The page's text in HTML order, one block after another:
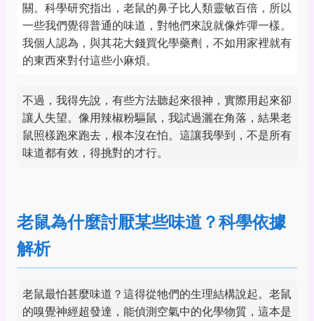
關。科學研究指出，老鼠的鼻子比人類靈敏百倍，所以
一些我們覺得普通的味道，對牠們來說就像炸彈一樣。
我個人認為，與其花大錢買化學藥劑，不如用家裡就有
的東西來對付這些小麻煩。
不過，我得先說，有些方法聽起來很神，實際用起來卻
讓人失望。像用辣椒粉驅鼠，我試過灑在角落，結果老
鼠照樣跑來跑去，根本沒在怕。這讓我學到，不是所有
味道都有效，得挑對的才行。
老鼠為什麼討厭某些味道？科學依據
解析
老鼠最怕甚麼味道？這得從牠們的生理結構說起。老鼠
的嗅覺神經超發達，能偵測空氣中的化學物質，這本是